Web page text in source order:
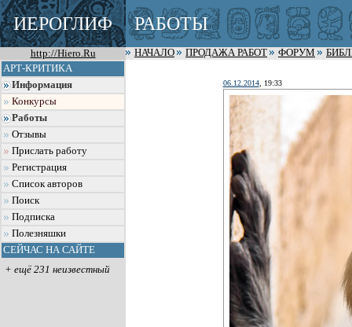
ИЕРОГЛИФ РАБОТЫ
http://Hiero.Ru НАЧАЛО ПРОДАЖА РАБОТ ФОРУМ
АРТ-КРИТИКА
Информация
Конкурсы
Работы
Отзывы
Прислать работу
Регистрация
Список авторов
Поиск
Подписка
Полезняшки
СЕЙЧАС НА САЙТЕ
+ ещё 231 неизвестный
06.12.2014, 19:33